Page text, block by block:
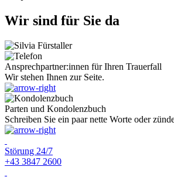
Wir sind für Sie da
Ansprechpartner:innen für Ihren Trauerfall
Wir stehen Ihnen zur Seite.
Parten und Kondolenzbuch
Schreiben Sie ein paar nette Worte oder
Störung 24/7
+43 3847 2600